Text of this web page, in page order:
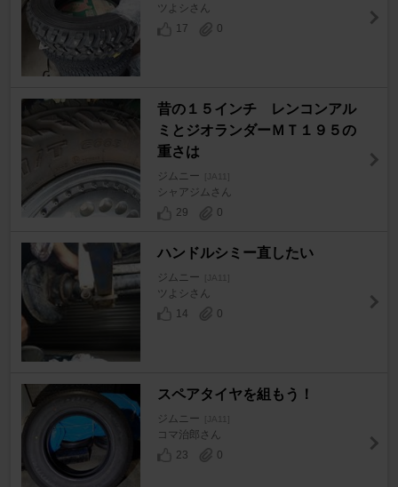
ツよシさん
17
0
昔の１５インチ レンコンアル
ミとジオランダーＭＴ１９５の
重さは
ジムニー [JA11]
シャアジムさん
29
0
ハンドルシミー直したい
ジムニー [JA11]
ツよシさん
14
0
スペアタイヤを組もう！
ジムニー [JA11]
コマ治郎さん
23
0